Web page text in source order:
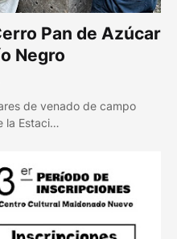
Pan de Azúcar
Negro
de venado de campo
la Estaci…